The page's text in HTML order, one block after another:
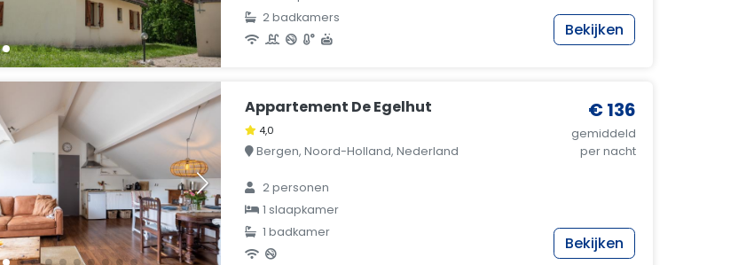
2 badkamers
Bekijken
Appartement De Egelhut
4,0
Bergen, Noord-Holland, Nederland
2 personen
1 slaapkamer
1 badkamer
€ 136
gemiddeld
per nacht
Bekijken